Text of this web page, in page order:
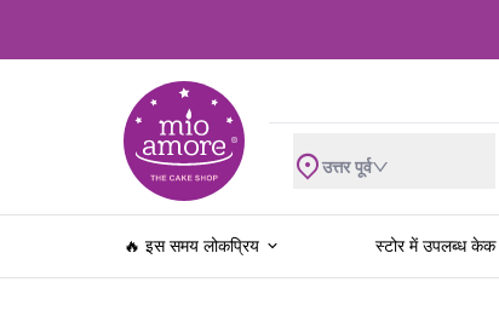
उत्तर पूर्व
🔥 इस समय लोकप्रिय स्टोर में उपलब्ध केक